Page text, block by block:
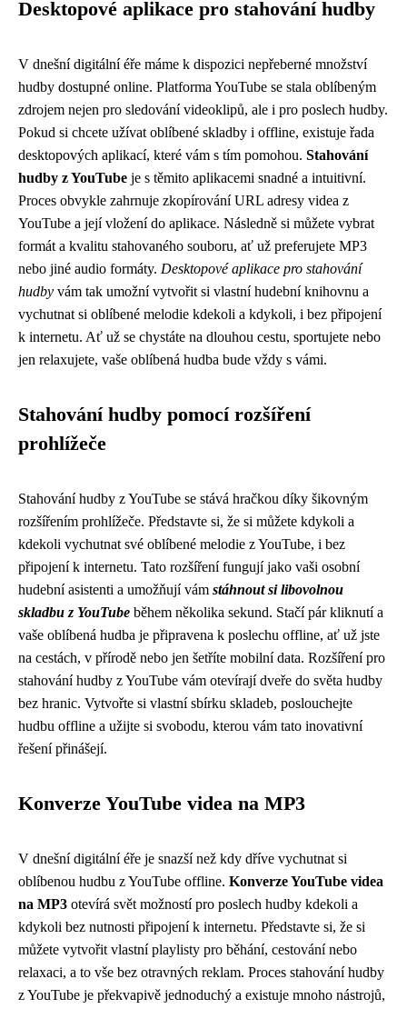
Desktopové aplikace pro stahování hudby
V dnešní digitální éře máme k dispozici nepřeberné množství
hudby dostupné online. Platforma YouTube se stala oblíbeným
zdrojem nejen pro sledování videoklipů, ale i pro poslech hudby.
Pokud si chcete užívat oblíbené skladby i offline, existuje řada
desktopových aplikací, které vám s tím pomohou. Stahování
hudby z YouTube je s těmito aplikacemi snadné a intuitivní.
Proces obvykle zahrnuje zkopírování URL adresy videa z
YouTube a její vložení do aplikace. Následně si můžete vybrat
formát a kvalitu stahovaného souboru, ať už preferujete MP3
nebo jiné audio formáty. Desktopové aplikace pro stahování
hudby vám tak umožní vytvořit si vlastní hudební knihovnu a
vychutnat si oblíbené melodie kdekoli a kdykoli, i bez připojení
k internetu. Ať už se chystáte na dlouhou cestu, sportujete nebo
jen relaxujete, vaše oblíbená hudba bude vždy s vámi.
Stahování hudby pomocí rozšíření
prohlížeče
Stahování hudby z YouTube se stává hračkou díky šikovným
rozšířením prohlížeče. Představte si, že si můžete kdykoli a
kdekoli vychutnat své oblíbené melodie z YouTube, i bez
připojení k internetu. Tato rozšíření fungují jako vaši osobní
hudební asistenti a umožňují vám stáhnout si libovolnou
skladbu z YouTube během několika sekund. Stačí pár kliknutí a
vaše oblíbená hudba je připravena k poslechu offline, ať už jste
na cestách, v přírodě nebo jen šetříte mobilní data. Rozšíření pro
stahování hudby z YouTube vám otevírají dveře do světa hudby
bez hranic. Vytvořte si vlastní sbírku skladeb, poslouchejte
hudbu offline a užijte si svobodu, kterou vám tato inovativní
řešení přinášejí.
Konverze YouTube videa na MP3
V dnešní digitální éře je snazší než kdy dříve vychutnat si
oblíbenou hudbu z YouTube offline. Konverze YouTube videa
na MP3 otevírá svět možností pro poslech hudby kdekoli a
kdykoli bez nutnosti připojení k internetu. Představte si, že si
můžete vytvořit vlastní playlisty pro běhání, cestování nebo
relaxaci, a to vše bez otravných reklam. Proces stahování hudby
z YouTube je překvapivě jednoduchý a existuje mnoho nástrojů,